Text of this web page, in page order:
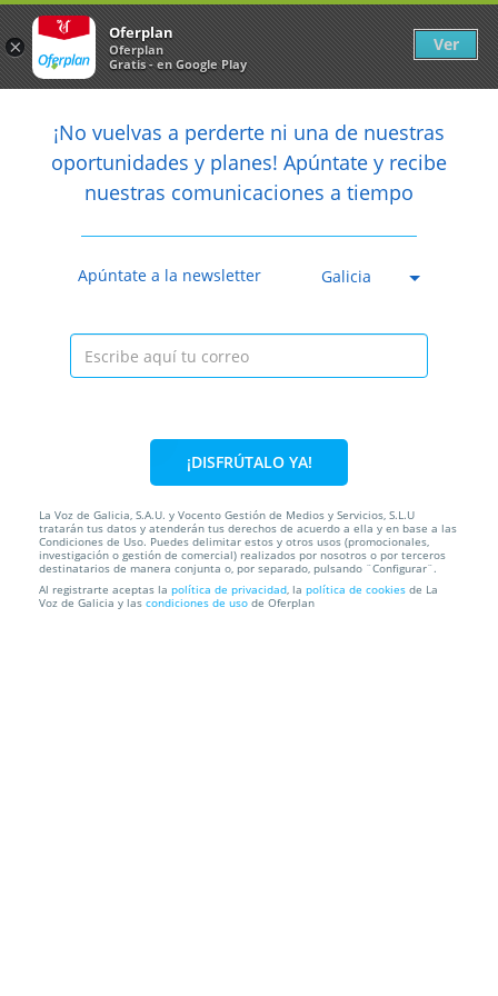

Caducada
Anterior
40% 150€ 90€
Escapada Spa para 2 personas: Alojamiento,
desayuno buffet, ...
Hotel Spa Odeón Narón
arrow_back Newsletter
¡No vuelvas a perderte ni una de nuestras
oportunidades y planes! Apúntate y recibe
nuestras comunicaciones a tiempo
Apúntate a la newsletter Galicia
¡DISFRÚTALO YA!
La Voz de Galicia, S.A.U. y Vocento Gestión de Medios y Servicios, S.L.U
tratarán tus datos y atenderán tus derechos de acuerdo a ella y en base a las
Condiciones de Uso. Puedes delimitar estos y otros usos (promocionales,
investigación o gestión de comercial) realizados por nosotros o por terceros
destinatarios de manera conjunta o, por separado, pulsando ¨Configurar¨.
Al registrarte aceptas la política de privacidad, la política de cookies de La
Voz de Galicia y las condiciones de uso de Oferplan
×
Oferplan
Oferplan
Gratis - en Google Play
Ver